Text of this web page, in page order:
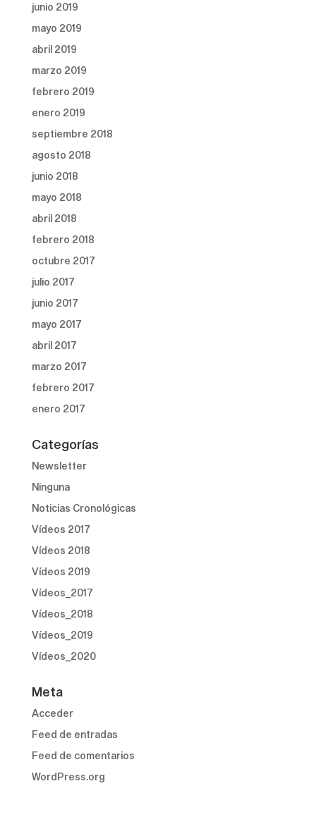
junio 2019
mayo 2019
abril 2019
marzo 2019
febrero 2019
enero 2019
septiembre 2018
agosto 2018
junio 2018
mayo 2018
abril 2018
febrero 2018
octubre 2017
julio 2017
junio 2017
mayo 2017
abril 2017
marzo 2017
febrero 2017
enero 2017
Categorías
Newsletter
Ninguna
Noticias Cronológicas
Vídeos 2017
Vídeos 2018
Vídeos 2019
Vídeos_2017
Vídeos_2018
Vídeos_2019
Vídeos_2020
Meta
Acceder
Feed de entradas
Feed de comentarios
WordPress.org